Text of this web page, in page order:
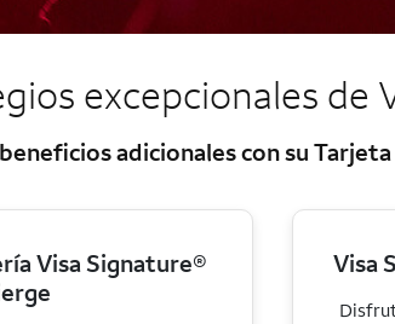
excepcionales de
adicionales con su Tarjeta
Visa Signature®
Visa